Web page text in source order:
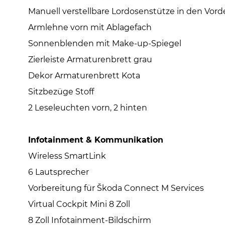
Manuell verstellbare Lordosenstütze in den
Armlehne vorn mit Ablagefach
Sonnenblenden mit Make-up-Spiegel
Zierleiste Armaturenbrett grau
Dekor Armaturenbrett Kota
Sitzbezüge Stoff
2 Leseleuchten vorn, 2 hinten
Infotainment & Kommunikation
Wireless SmartLink
6 Lautsprecher
Vorbereitung für Škoda Connect M Services
Virtual Cockpit Mini 8 Zoll
8 Zoll Infotainment-Bildschirm